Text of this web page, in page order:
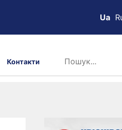
Ua
Контакти